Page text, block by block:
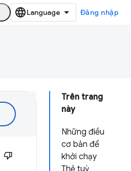
Đăng nhập
Trên trang
này
Những điều
cơ bản để
khởi chạy
Thẻ tuỳ